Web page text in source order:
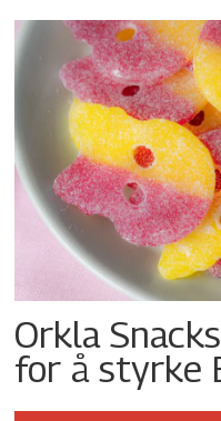
Orkla
for å styrke